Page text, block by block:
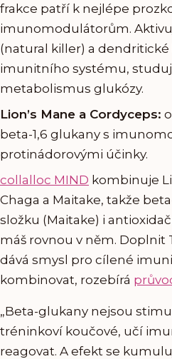
frakce patří k nejlépe
imunomodulátorům.
(natural killer) a
imunitního systému,
metabolismus glukózy.
Lion’s Mane a Cordyceps:
beta-1,6 glukany s
protinádorovými účinky.
collalloc MIND kombinuje
Chaga a Maitake, takže
složku (Maitake) i
máš rovnou v něm. Doplnit
dává smysl pro cílené
kombinovat, rozebírá
„Beta-glukany nejsou
tréninkoví koučové, učí
reagovat. A efekt se